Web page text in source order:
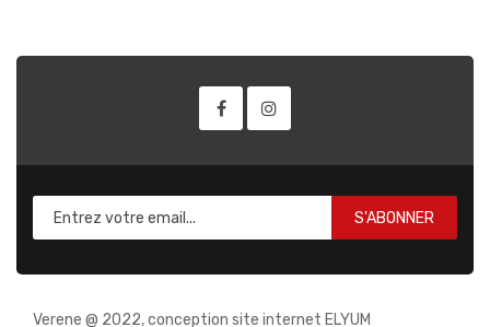
S'ABONNER
Verene @ 2022, conception site internet ELYUM